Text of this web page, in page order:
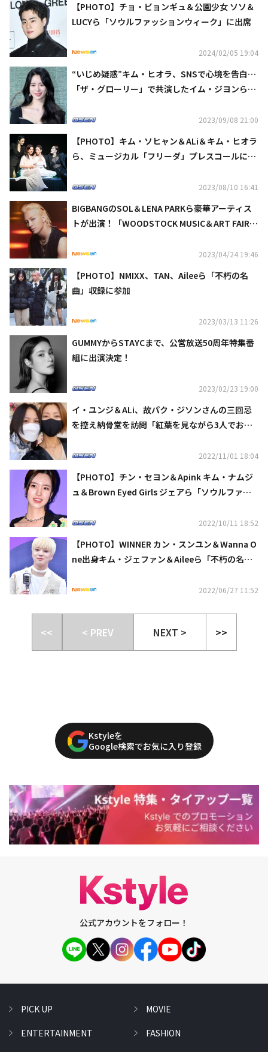
【PHOTO】チョ・ビョンギュ＆公園少女 ソソ＆
LUCYら「ソウルファッションウィーク」に出席
2024/02/05 19:04
“いじめ疑惑”キム・ヒオラ、SNSで心境を告白…
「ザ・グローリー」で共演したイム・ジヨンらが
2023/09/08 21:00
【PHOTO】キム・ソヒャン＆ALi＆キム・ヒオラ
ら、ミュージカル「フリーダ」プレスコールに出
2023/08/10 16:41
BIGBANGのSOL＆LENA PARKら豪華アーティス
トが出演！「WOODSTOCK MUSIC＆ART FAIR 2
2023/04/24 19:46
【PHOTO】NMIXX、TAN、Aileeら「不朽の名
曲」収録に参加
2023/03/13 11:26
GUMMYからSTAYCまで、公営放送50周年特集番
組に出演決定！
2023/02/23 19:00
イ・ユンジ＆ALi、故パク・ジソンさんの三回忌
を控え納骨堂を訪問「紅葉を見ながら3人でおし
2022/11/01 18:04
【PHOTO】チン・セヨン＆Apink キム・ナムジ
ュ＆Brown Eyed Girls ジェアら「ソウルファッ
2022/10/11 18:52
【PHOTO】WINNER カン・スンユン＆Wanna O
ne出身キム・ジェファン＆Aileeら「不朽の名
り）
2022/06/27 11:52
<< < PREV NEXT > >>
Kstyleを
Google検索でお気に入り登録
公式アカウントをフォロー！
PICK UP
ENTERTAINMENT
MOVIE
FASHION